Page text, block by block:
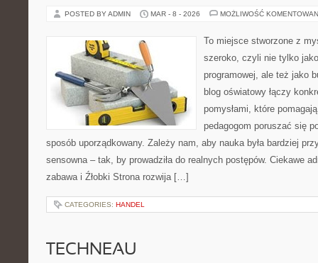
POSTED BY ADMIN MAR - 8 - 2026 MOŻLIWOŚĆ
To miejsce stworzone z
szeroko, czyli nie tylko
programowej, ale też jako
blog oświatowy łączy
pomysłami, które
pedagogom poruszać się
sposób uporządkowany. Zależy nam, aby nauka była bardziej
sensowna – tak, by prowadziła do realnych postępów. Ciekawe
zabawa i Źłobki Strona rozwija […]
CATEGORIES: HANDEL
TECHNEAU